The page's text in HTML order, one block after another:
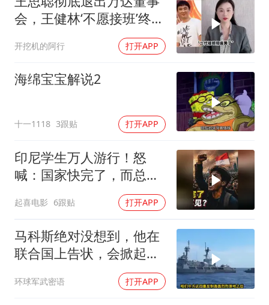
“深圳地面沉降致车辆损坏”不实
男子结婚8年发现3个女儿均非亲生
奋进开新局 实干挑大梁
会，王健林‘不愿接班’终究
开挖机的阿行 打开APP
海绵宝宝解说2
十一1118 3跟贴 打开APP
印尼学生万人游行！怒
喊：国家快完了，而总统
起喜电影 6跟贴 打开APP
马科斯绝对没想到，他在
联合国上告状，会掀起中
环球军武密语 打开APP